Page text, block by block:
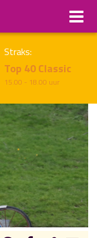
Straks:
Top 40 Classic
15.00 - 18.00 uur
Volgend uur